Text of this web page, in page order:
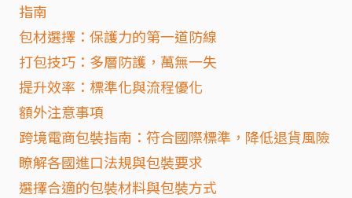
指南
包材選擇：保護力的第一道防線
打包技巧：多層防護，萬無一失
提升效率：標準化與流程優化
額外注意事項
跨境電商包裝指南：符合國際標準，降低退貨風險
瞭解各國進口法規與包裝要求
選擇合適的包裝材料與包裝方式